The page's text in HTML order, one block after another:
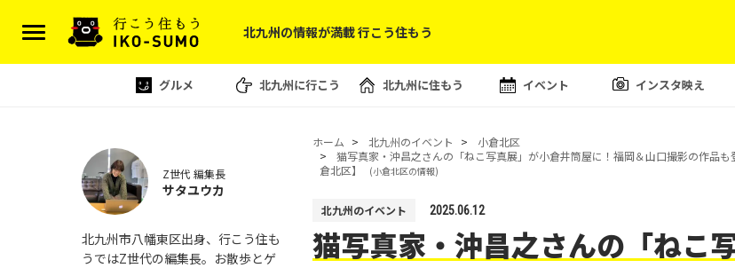
北九州の情報が満載 行こう住もう
グルメ 北九州に行こう 北九州に住もう イベント インスタ映え
ホーム 北九州のイベント
小倉北区
猫写真家・沖昌之さんの「ねこ写真展」が小倉井筒屋に！福岡＆山口撮影の作品
倉北区】
(小倉北区の情報)
北九州のイベント 2025.06.12
猫写真家・沖昌之さんの「ねこ
Z世代 編集長
サタユウカ
北九州市八幡東区出身、行こう住も
うではZ世代の編集長。お散歩とゲ